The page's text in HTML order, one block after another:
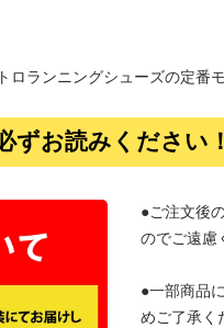
ランニングシューズの定番
ずお読みください！
●ご注文後
のでご遠慮
●一部商品
めご了承く